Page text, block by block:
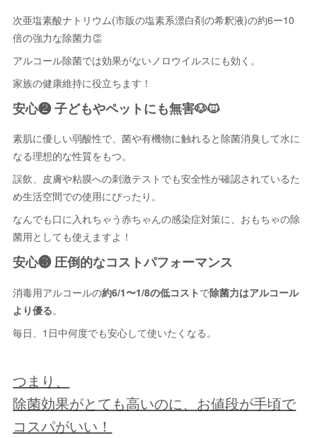
次亜塩素酸ナトリウム(市販の塩素系漂白剤の希釈液)の約6ー10
倍の強力な除菌力👏
アルコール除菌では効果がないノロウイルスにも効く。
家族の健康維持に役立ちます！
安心❷ 子どもやペットにも無害🐶🐱
素肌に優しい弱酸性で、菌や有機物に触れると除菌消臭して水に
なる理想的な性質をもつ。
誤飲、皮膚や粘膜への刺激テストでも安全性が確認されているた
め生活空間での使用にぴったり。
なんでも口に入れちゃう赤ちゃんの感染症対策に、おもちゃの除
菌用としても使えますよ！
安心❸ 圧倒的なコストパフォーマンス
消毒用アルコールの約6/1〜1/8の低コスト で除菌力はアルコール
より優る。
毎日、1日中何度でも安心して使いたくなる。
つまり、
除菌効果がとても高いのに、お値段が手頃で
コスパがいい！